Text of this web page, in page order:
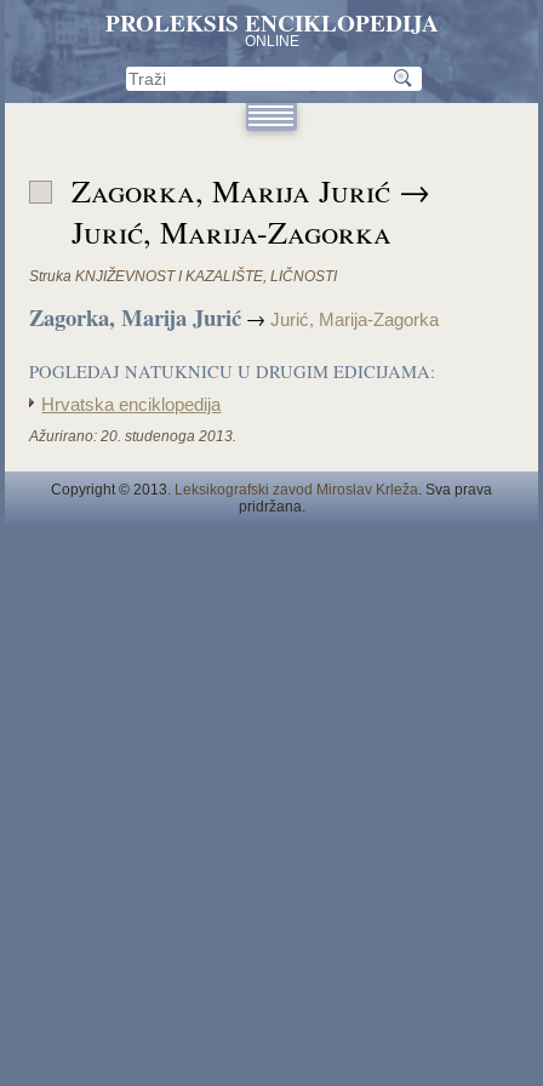
PROLEKSIS ENCIKLOPEDIJA
ONLINE
Zagorka, Marija Jurić →
Jurić, Marija-Zagorka
Struka KNJIŽEVNOST I KAZALIŠTE,LIČNOSTI
Zagorka, Marija Jurić →Jurić, Marija-Zagorka
POGLEDAJ NATUKNICU U DRUGIM EDICIJAMA:
Hrvatska enciklopedija
Ažurirano: 20. studenoga 2013.
Copyright © 2013. Leksikografski zavod Miroslav Krleža. Sva prava
pridržana.